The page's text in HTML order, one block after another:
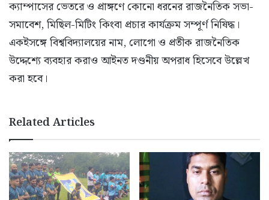
ক্যাম্পাসের ভেতরে ও প্রাঙ্গণে কোনো ধরনের রাজনৈতিক সভা-
সমাবেশ, মিছিল-মিটিং কিংবা প্রচার কার্যক্রম সম্পূর্ণ নিষিদ্ধ।
একইসঙ্গে বিশ্ববিদ্যালয়ের নাম, লোগো ও প্রতীক রাজনৈতিক
উদ্দেশ্যে ব্যবহার করাও আইনত দণ্ডনীয় অপরাধ হিসেবে উল্লেখ
করা হবে।
Related Articles